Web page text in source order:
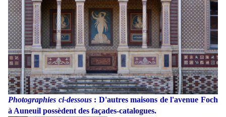
Photographies ci-dessous: D'autres maisons de l'avenue Foch
à Auneuil possèdent des façades-catalogues.